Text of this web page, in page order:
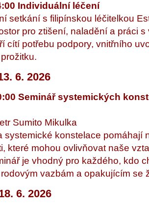
Individuální léčení
setkání s filipínskou léčitelkou
pro ztišení, naladění a práci
cítí potřebu podpory, vnitřního
6. 2026
Seminář systemických
Sumito Mikulka
systemické konstelace pomáhají
které mohou ovlivňovat naše
je vhodný pro každého, kdo
vazbám a opakujícím se
6. 2026